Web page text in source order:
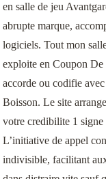
en salle de jeu
abrupte marque,
logiciels. Tout mon
exploite en Coupon
accorde ou codifie
Boisson. Le site
votre credibilite 1
L’initiative de appel
indivisible, facilitant